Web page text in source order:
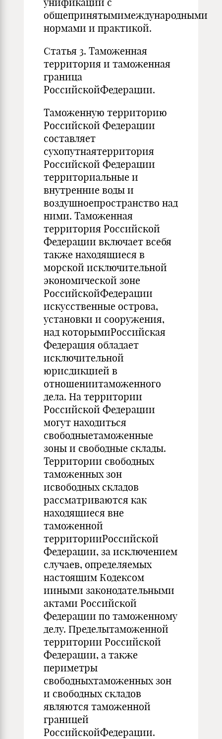
общепринятымимеждународными
нормами и практикой.
Статья 3. Таможенная
территория и таможенная
граница
РоссийскойФедерации.
Таможенную территорию
Российской Федерации
составляет
сухопутнаятерритория
Российской Федерации
территориальные и
внутренние воды и
воздушноепространство над
ними. Таможенная
территория Российской
Федерации включает всебя
также находящиеся в
морской исключительной
экономической зоне
РоссийскойФедерации
искусственные острова,
установки и сооружения,
над которымиРоссийская
Федерация обладает
исключительной
юрисдикцией в
отношениитаможенного
дела. На территории
Российской Федерации
могут находиться
свободныетаможенные
зоны и свободные склады.
Территории свободных
таможенных зон
исвободных складов
рассматриваются как
находящиеся вне
таможенной
территорииРоссийской
Федерации, за исключением
случаев, определяемых
настоящим Кодексом
ииными законодательными
актами Российской
Федерации по таможенному
делу. Пределытаможенной
территории Российской
Федерации, а также
периметры
свободныхтаможенных зон
и свободных складов
являются таможенной
границей
РоссийскойФедерации.